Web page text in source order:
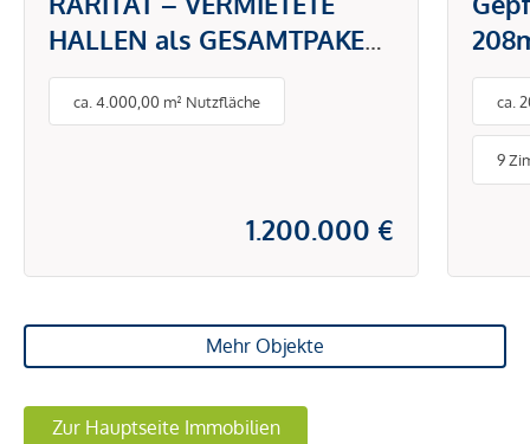
HALLEN als GESAMTPAKET
zu KAUFEN!
ca. 4.000,00 m² Nutzfläche
1.200.000 €
ca.
9
Mehr Objekte
Zur Hauptseite Immobilien